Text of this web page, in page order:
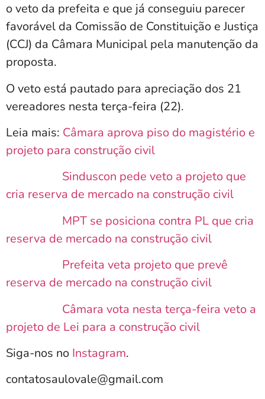
o veto da prefeita e que já conseguiu parecer
favorável da Comissão de Constituição e Justiça
(CCJ) da Câmara Municipal pela manutenção da
proposta.
O veto está pautado para apreciação dos 21
vereadores nesta terça-feira (22).
Leia mais: Câmara aprova piso do magistério e
projeto para construção civil
Sinduscon pede veto a projeto que
cria reserva de mercado na construção civil
MPT se posiciona contra PL que cria
reserva de mercado na construção civil
Prefeita veta projeto que prevê
reserva de mercado na construção civil
Câmara vota nesta terça-feira veto a
projeto de Lei para a construção civil
Siga-nos no Instagram.
contatosaulovale@gmail.com